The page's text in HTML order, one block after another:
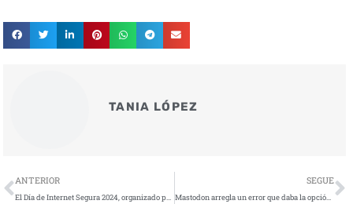
TANIA LÓPEZ
Ant
ANTERIOR
El Día de Internet Segura 2024, organizado por INCIBE, contará con la presencia de Su Majestad la Reina
SEGUE
Mastodon arregla un error que daba la opción de suplantar la identidad de los usuarios